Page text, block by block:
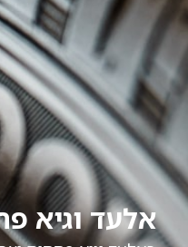
אלעד וגיא